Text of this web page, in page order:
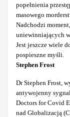
popełnienia
masowego
Nadchodzi
uniewinniających
Jest jeszcze wiele
pospieszne myśli.
Stephen Frost
Dr Stephen Frost,
antywojenny
Doctors for Covid
nad Globalizacją